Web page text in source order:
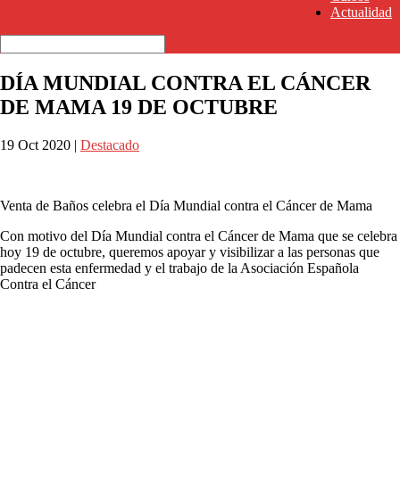
Actualidad
DÍA MUNDIAL CONTRA EL CÁNCER
DE MAMA 19 DE OCTUBRE
19 Oct 2020 | Destacado
Venta de Baños celebra el Día Mundial contra el Cáncer de Mama
Con motivo del Día Mundial contra el Cáncer de Mama que se celebra
hoy 19 de octubre, queremos apoyar y visibilizar a las personas que
padecen esta enfermedad y el trabajo de la Asociación Española
Contra el Cáncer